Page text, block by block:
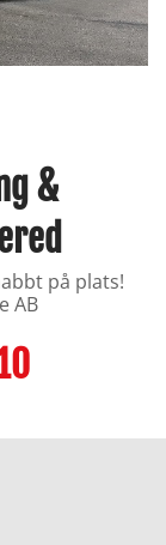
&
på plats!
AB